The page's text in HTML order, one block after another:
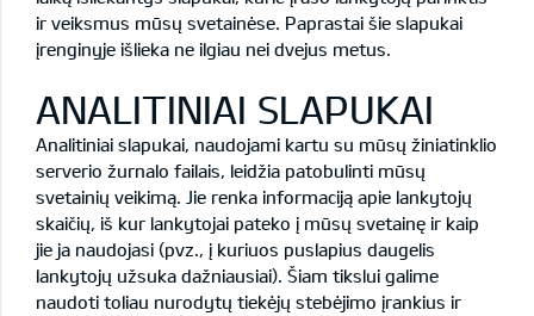
ir veiksmus mūsų svetainėse. Paprastai šie slapukai
įrenginyje išlieka ne ilgiau nei dvejus metus.
ANALITINIAI SLAPUKAI
Analitiniai slapukai, naudojami kartu su mūsų žiniatinklio
serverio žurnalo failais, leidžia patobulinti mūsų
svetainių veikimą. Jie renka informaciją apie lankytojų
skaičių, iš kur lankytojai pateko į mūsų svetainę ir kaip
jie ja naudojasi (pvz., į kuriuos puslapius daugelis
lankytojų užsuka dažniausiai). Šiam tikslui galime
naudoti toliau nurodytų tiekėjų stebėjimo įrankius ir